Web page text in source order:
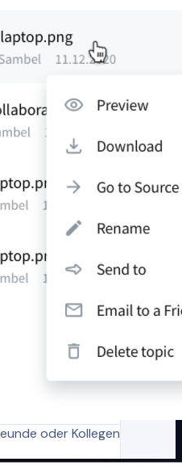
oder Kollegen